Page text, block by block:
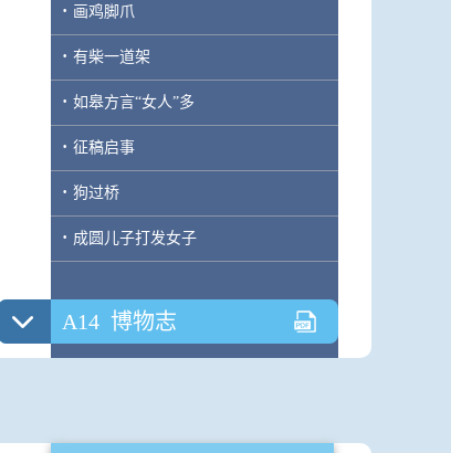
· 画鸡脚爪
· 有柴一道架
· 如皋方言“女人”多
· 征稿启事
· 狗过桥
· 成圆儿子打发女子
A14 博物志